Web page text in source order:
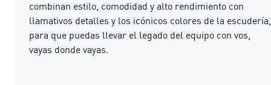
combinan estilo, comodidad y alto rendimiento con
llamativos detalles y los icónicos colores de la escudería,
para que puedas llevar el legado del equipo con vos,
vayas donde vayas.